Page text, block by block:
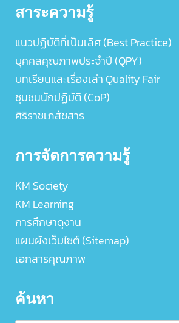
สาระความรู้
แนวปฏิบัติที่เป็นเลิศ (Best Practice)
บุคคลคุณภาพประจำปี (QPY)
บทเรียนและเรื่องเล่า Quality Fair
ชุมชนนักปฏิบัติ (CoP)
ศิริราชเภสัชสาร
การจัดการความรู้
KM Society
KM Learning
การศึกษาดูงาน
แผนผังเว็บไซต์ (Sitemap)
เอกสารคุณภาพ
ค้นหา